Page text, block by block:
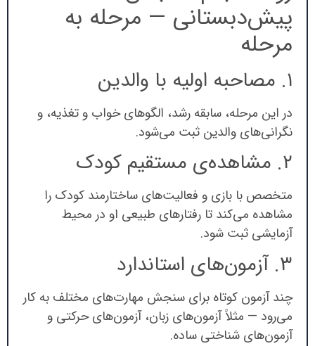
پیش‌دبستانی — مرحله به
مرحله
۱. مصاحبه اولیه با والدین
در این مرحله، سابقه رشد، الگوهای خواب و تغذیه، و
نگرانی‌های والدین ثبت می‌شود.
۲. مشاهده‌ی مستقیم کودک
متخصص با بازی و فعالیت‌های ساختارمند کودک را
مشاهده می‌کند تا رفتارهای طبیعی او در محیط
آزمایشی ثبت شود.
۳. آزمون‌های استاندارد
چند آزمون کوتاه برای سنجش مهارت‌های مختلف به کار
می‌رود — مثلاً آزمون‌های زبان، آزمون‌های حرکتی و
آزمون‌های شناختی ساده.